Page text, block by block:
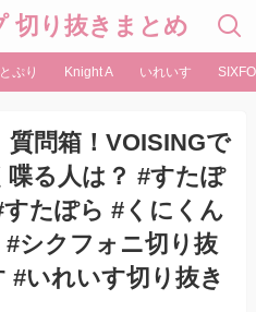
切り抜きまとめ
ぷり Knight A いれいす
質問箱！VOISINGで
喋る人は？ #すたぽ
たぽら #くにくん
シクフォニ切り抜
#いれいす切り抜き